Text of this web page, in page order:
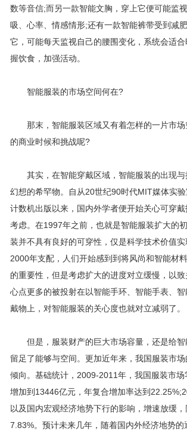
数等音信;而另一款智能文胸，穿上它便可能监
吸、心率、情感情形;还有一款智能裤带受到减
它，可能每天监视自己的腰围变化，系统会适
握饮食，加强活动。
智能服装的市场空间何在?
那末，智能服装区域又有着怎样的一片市场
的商业时候和挑战呢?
其实，在智能穿戴区域，智能服装的出现与
幻想的希罕物。自从20世纪90时代MIT媒体实
计数机出版以来，国内外学者便开始关心可穿
考虑。在1997年之前，也就是智能服装扩大的
装并不具有良好的可穿性，仅是科学技术价值
2000年支配，人们开始感到到将风尚和智能材
的重要性，但是考虑扩大的进度对立缓慢，以
心点更多的被投射在以智能手环、智能手表、
戴物上，对智能服装的关心度也就对立减弱了。
但是，服装财产的巨大市场容量，还是给智
留足了能够与空间。更加近年来，我国服装市
倾向。基础统计，2009-2011年，我国服装市
增加到13446亿元，年复合增加率达到
以及国内宏观经济地势下行的影响，增速放缓
7.83%。预计未来几年，随着国内外经济地势的